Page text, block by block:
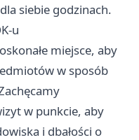
siebie godzinach.
u
miejsce, aby
w sposób
w punkcie, aby
i dbałości o